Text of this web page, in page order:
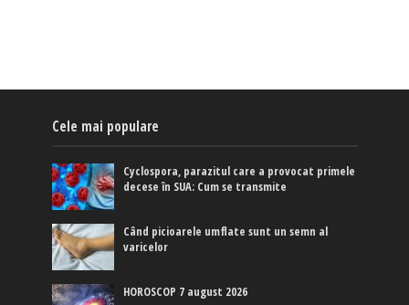
Cele mai populare
Cyclospora, parazitul care a provocat primele
decese în SUA: Cum se transmite
Când picioarele umflate sunt un semn al
varicelor
HOROSCOP 7 august 2026